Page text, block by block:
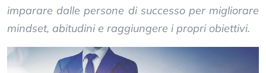
imparare dalle persone di successo per migliorare
mindset, abitudini e raggiungere i propri obiettivi.